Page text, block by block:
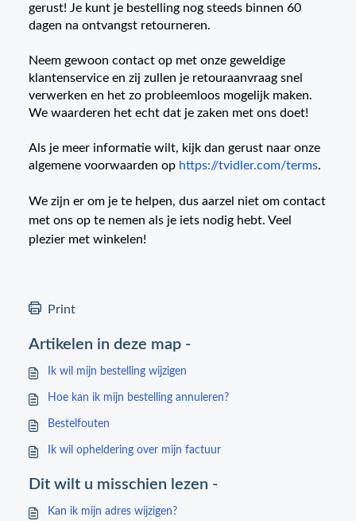
gerust! Je kunt je bestelling nog steeds binnen 60
dagen na ontvangst retourneren.
Neem gewoon contact op met onze geweldige
klantenservice en zij zullen je retouraanvraag snel
verwerken en het zo probleemloos mogelijk maken.
We waarderen het echt dat je zaken met ons doet!
Als je meer informatie wilt, kijk dan gerust naar onze
algemene voorwaarden op https://tvidler.com/terms.
We zijn er om je te helpen, dus aarzel niet om contact
met ons op te nemen als je iets nodig hebt. Veel
plezier met winkelen!
Print
Artikelen in deze map -
Ik wil mijn bestelling wijzigen
Hoe kan ik mijn bestelling annuleren?
Bestelfouten
Ik wil opheldering over mijn factuur
Dit wilt u misschien lezen -
Kan ik mijn adres wijzigen?